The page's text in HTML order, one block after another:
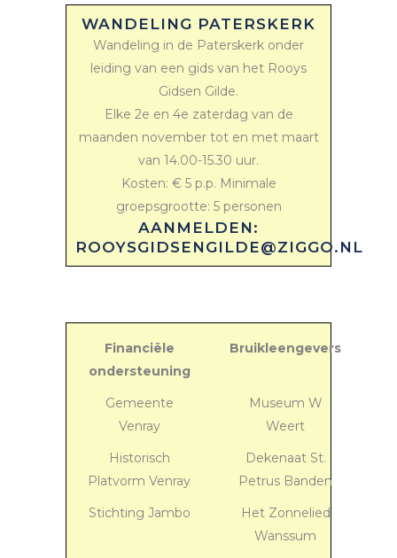
WANDELING PATERSKERK
Wandeling in de Paterskerk onder
leiding van een gids van het Rooys
Gidsen Gilde.
Elke 2e en 4e zaterdag van de
maanden november tot en met maart
van 14.00-15.30 uur.
Kosten: € 5 p.p. Minimale
groepsgrootte: 5 personen
AANMELDEN:
ROOYSGIDSENGILDE@ZIGGO.NL
Financiële
ondersteuning
Bruikleengevers
Gemeente
Venray
Museum W
Weert
Historisch
Platvorm Venray
Dekenaat St.
Petrus Banden
Stichting Jambo
Het Zonnelied
Wanssum